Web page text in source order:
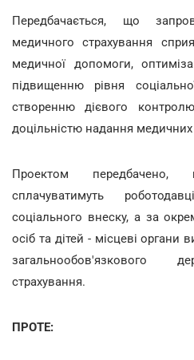
Передбачається, що
медичного страхування
медичної допомоги,
підвищенню рівня
створенню дієвого
доцільністю надання медичних
Проектом
сплачуватимуть
соціального внеску, а за
осіб та дітей - місцеві
загальнообов'язкового
страхування.
ПРОТЕ: